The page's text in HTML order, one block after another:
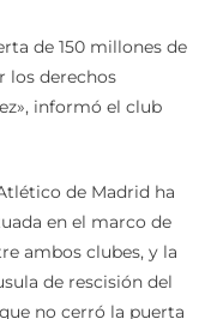
de 150 millones de
los derechos
informó el club
de Madrid ha
en el marco de
ambos clubes, y la
de rescisión del
no cerró la puerta